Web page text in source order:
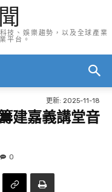
技、娛樂趨勢，以及全球產業
平台。
更新: 2025-11-18
建嘉義講堂音
0